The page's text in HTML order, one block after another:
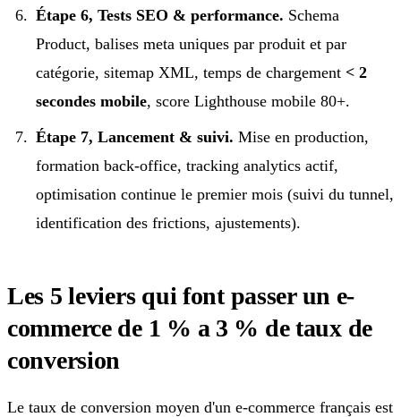
Étape 6, Tests SEO & performance. Schema
Product, balises meta uniques par produit et par
catégorie, sitemap XML, temps de chargement < 2
secondes mobile, score Lighthouse mobile 80+.
Étape 7, Lancement & suivi. Mise en production,
formation back-office, tracking analytics actif,
optimisation continue le premier mois (suivi du tunnel,
identification des frictions, ajustements).
Les 5 leviers qui font passer un e-
commerce de 1 % a 3 % de taux de
conversion
Le taux de conversion moyen d'un e-commerce français est